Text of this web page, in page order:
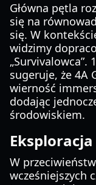
Główna pętla
się na
się. W
widzimy
„Survivalowca”.
sugeruje, że 4A
wierność
dodając
środowiskiem.
W
wcześniejszych